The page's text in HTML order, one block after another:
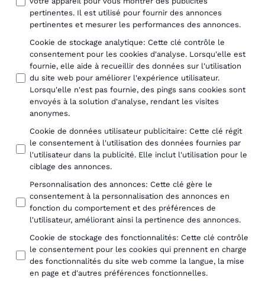
pertinentes. Il est utilisé pour fournir des annonces
pertinentes et mesurer les performances des annonces.
Cookie de stockage analytique: Cette clé contrôle le
consentement pour les cookies d'analyse. Lorsqu'elle est
fournie, elle aide à recueillir des données sur l'utilisation
du site web pour améliorer l'expérience utilisateur.
Lorsqu'elle n'est pas fournie, des pings sans cookies sont
envoyés à la solution d'analyse, rendant les visites
anonymes.
Cookie de données utilisateur publicitaire: Cette clé régit
le consentement à l'utilisation des données fournies par
l'utilisateur dans la publicité. Elle inclut l'utilisation pour le
ciblage des annonces.
Personnalisation des annonces: Cette clé gère le
consentement à la personnalisation des annonces en
fonction du comportement et des préférences de
l'utilisateur, améliorant ainsi la pertinence des annonces.
Cookie de stockage des fonctionnalités: Cette clé contrôle
le consentement pour les cookies qui prennent en charge
des fonctionnalités du site web comme la langue, la mise
en page et d'autres préférences fonctionnelles.